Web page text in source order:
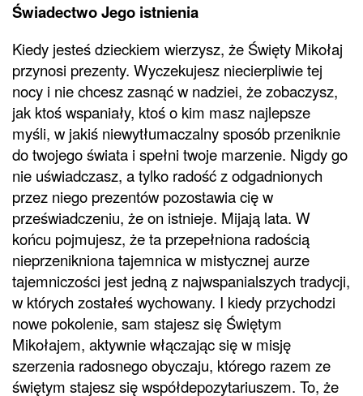
Świadectwo Jego istnienia
Kiedy jesteś dzieckiem wierzysz, że Święty Mikołaj
przynosi prezenty. Wyczekujesz niecierpliwie tej
nocy i nie chcesz zasnąć w nadziei, że zobaczysz,
jak ktoś wspaniały, ktoś o kim masz najlepsze
myśli, w jakiś niewytłumaczalny sposób przeniknie
do twojego świata i spełni twoje marzenie. Nigdy go
nie uświadczasz, a tylko radość z odgadnionych
przez niego prezentów pozostawia cię w
przeświadczeniu, że on istnieje. Mijają lata. W
końcu pojmujesz, że ta przepełniona radością
nieprzenikniona tajemnica w mistycznej aurze
tajemniczości jest jedną z najwspanialszych tradycji,
w których zostałeś wychowany. I kiedy przychodzi
nowe pokolenie, sam stajesz się Świętym
Mikołajem, aktywnie włączając się w misję
szerzenia radosnego obyczaju, którego razem ze
świętym stajesz się współdepozytariuszem. To, że